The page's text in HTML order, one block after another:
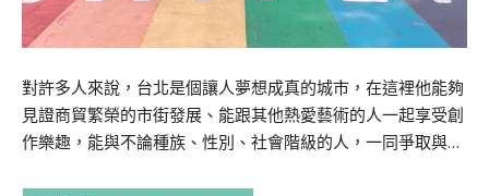
對許多人來說，台北是個讓人夢想成真的城市，在這裡他能夠
見證商貿繁榮的市街發展、能跟其他熱愛藝術的人一起享受創
作樂趣，能與不論種族、性別、社會階級的人，一同爭取與…